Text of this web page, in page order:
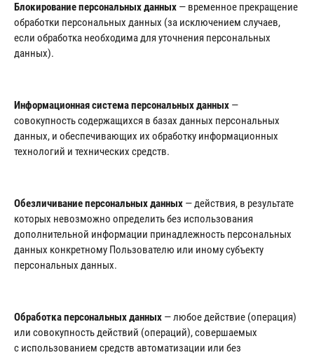
Блокирование персональных данных — временное прекращение
обработки персональных данных (за исключением случаев,
если обработка необходима для уточнения персональных
данных).
Информационная система персональных данных —
совокупность содержащихся в базах данных персональных
данных, и обеспечивающих их обработку информационных
технологий и технических средств.
Обезличивание персональных данных — действия, в результате
которых невозможно определить без использования
дополнительной информации принадлежность персональных
данных конкретному Пользователю или иному субъекту
персональных данных.
Обработка персональных данных — любое действие (операция)
или совокупность действий (операций), совершаемых
с использованием средств автоматизации или без